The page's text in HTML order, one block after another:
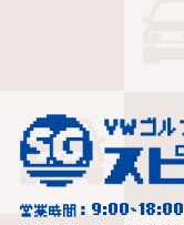
営業時間： 9:00~18:00